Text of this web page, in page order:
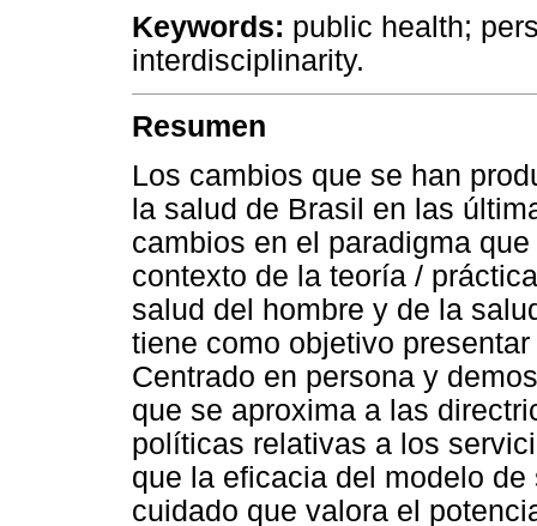
Keywords: public health;
interdisciplinarity.
Resumen
Los cambios que se han
la salud de Brasil en las
cambios en el paradigma
contexto de la teoría /
salud del hombre y de la
tiene como objetivo
Centrado en persona y
que se aproxima a las
políticas relativas a los
que la eficacia del modelo
cuidado que valora el